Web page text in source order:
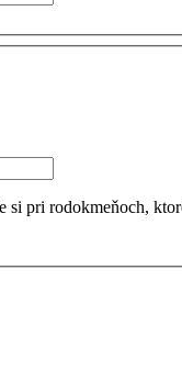
pri rodokmeňoch,